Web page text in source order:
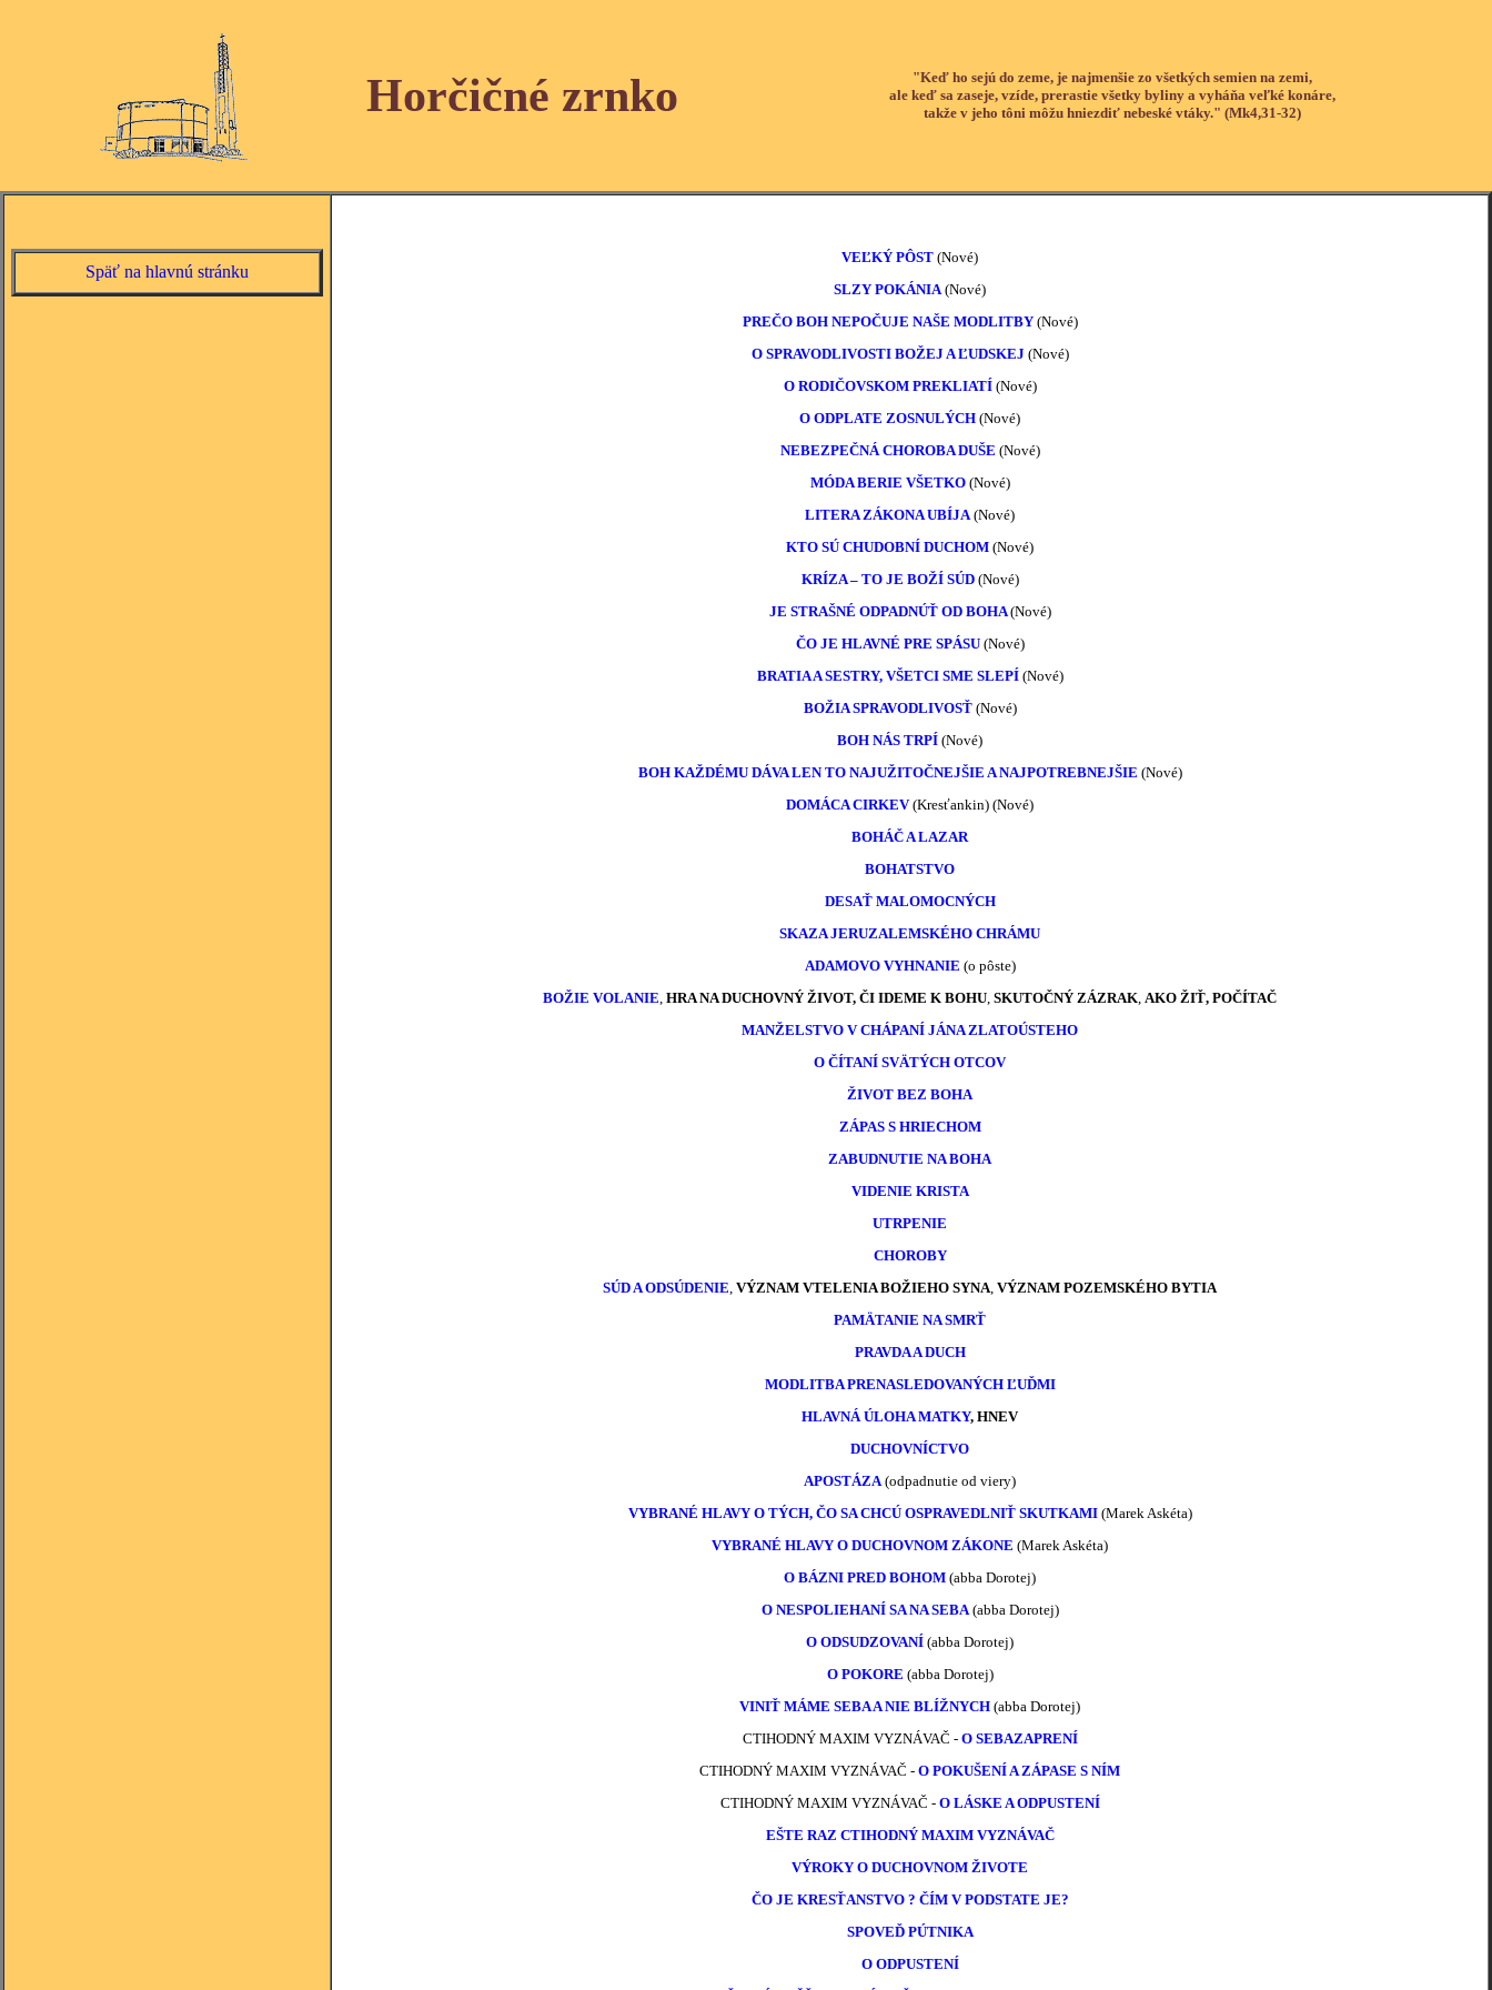
Horčičné zrnko
"Keď ho sejú do zeme, je najmenšie zo všetkých semien na zemi,
ale keď sa zaseje, vzíde, prerastie všetky byliny a vyháňa veľké konáre,
takže v jeho tôni môžu hniezdiť nebeské vtáky." (Mk4,31-32)
Späť na hlavnú stránku
VEĽKÝ PÔST (Nové)
SLZY POKÁNIA(Nové)
PREČO BOH NEPOČUJE NAŠE MODLITBY (Nové)
O SPRAVODLIVOSTI BOŽEJ A ĽUDSKEJ (Nové)
O RODIČOVSKOM PREKLIATÍ (Nové)
O ODPLATE ZOSNULÝCH (Nové)
NEBEZPEČNÁ CHOROBA DUŠE (Nové)
MÓDA BERIE VŠETKO(Nové)
LITERA ZÁKONA UBÍJA(Nové)
KTO SÚ CHUDOBNÍ DUCHOM (Nové)
KRÍZA – TO JE BOŽÍ SÚD (Nové)
JE STRAŠNÉ ODPADNÚŤ OD BOHA(Nové)
ČO JE HLAVNÉ PRE SPÁSU(Nové)
BRATIA A SESTRY, VŠETCI SME SLEPÍ(Nové)
BOŽIA SPRAVODLIVOSŤ(Nové)
BOH NÁS TRPÍ (Nové)
BOH KAŽDÉMU DÁVA LEN TO NAJUŽITOČNEJŠIE A NAJPOTREBNEJŠIE (Nové)
DOMÁCA CIRKEV(Kresťankin) (Nové)
BOHÁČ A LAZAR
BOHATSTVO
DESAŤ MALOMOCNÝCH
SKAZA JERUZALEMSKÉHO CHRÁMU
ADAMOVO VYHNANIE (o pôste)
BOŽIE VOLANIE, HRA NA DUCHOVNÝ ŽIVOT, ČI IDEME K BOHU, SKUTOČNÝ ZÁZRAK, AKO ŽIŤ, POČÍTAČ
MANŽELSTVO V CHÁPANÍ JÁNA ZLATOÚSTEHO
O ČÍTANÍ SVÄTÝCH OTCOV
ŽIVOT BEZ BOHA
ZÁPAS S HRIECHOM
ZABUDNUTIE NA BOHA
VIDENIE KRISTA
UTRPENIE
CHOROBY
SÚD A ODSÚDENIE, VÝZNAM VTELENIA BOŽIEHO SYNA, VÝZNAM POZEMSKÉHO BYTIA
PAMÄTANIE NA SMRŤ
PRAVDA A DUCH
MODLITBA PRENASLEDOVANÝCH ĽUĎMI
HLAVNÁ ÚLOHA MATKY, HNEV
DUCHOVNÍCTVO
APOSTÁZA(odpadnutie od viery)
VYBRANÉ HLAVY O TÝCH, ČO SA CHCÚ OSPRAVEDLNIŤ SKUTKAMI(Marek Askéta)
VYBRANÉ HLAVY O DUCHOVNOM ZÁKONE (Marek Askéta)
O BÁZNI PRED BOHOM (abba Dorotej)
O NESPOLIEHANÍ SA NA SEBA(abba Dorotej)
O ODSUDZOVANÍ (abba Dorotej)
O POKORE (abba Dorotej)
VINIŤ MÁME SEBA A NIE BLÍŽNYCH (abba Dorotej)
CTIHODNÝ MAXIM VYZNÁVAČ - O SEBAZAPRENÍ
CTIHODNÝ MAXIM VYZNÁVAČ - O POKUŠENÍ A ZÁPASE S NÍM
CTIHODNÝ MAXIM VYZNÁVAČ - O LÁSKE A ODPUSTENÍ
EŠTE RAZ CTIHODNÝ MAXIM VYZNÁVAČ
VÝROKY O DUCHOVNOM ŽIVOTE
ČO JE KRESŤANSTVO ? ČÍM V PODSTATE JE?
SPOVEĎ PÚTNIKA
O ODPUSTENÍ